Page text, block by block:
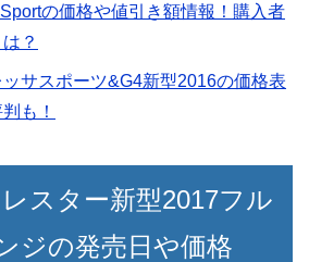
の価格や値引き額情報！購入者
？
サスポーツ&G4新型2016の価格表
も！
スター新型2017フル
ジの発売日や価格